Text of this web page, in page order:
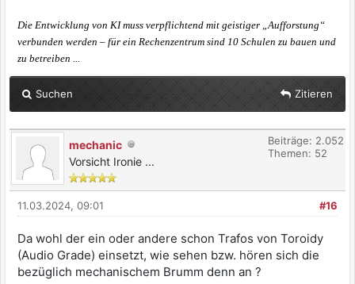
Die Entwicklung von KI muss verpflichtend mit geistiger „Aufforstung“
verbunden werden – für ein Rechenzentrum sind 10 Schulen zu bauen und
zu betreiben ...
Suchen Zitieren
mechanic
Vorsicht Ironie ...
Beiträge: 2.052
Themen: 52
#16
11.03.2024, 09:01
Da wohl der ein oder andere schon Trafos von Toroidy
(Audio Grade) einsetzt, wie sehen bzw. hören sich die
bezüglich mechanischem Brumm denn an ?